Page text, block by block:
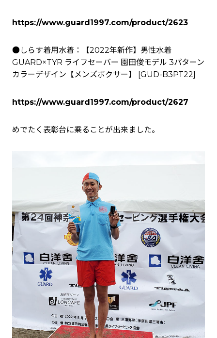
https://www.guard1997.com/product/2623
●しらす着用水着：
【2022年新作】男性水着
GUARD×TYR ライフセーバー 園田俊モデル 3パターン
カラーデザイン【メンズボクサー】
[GUD-B3PT22]
https://www.guard1997.com/product/2627
めでたく表彰台に乗ることが出来ました。